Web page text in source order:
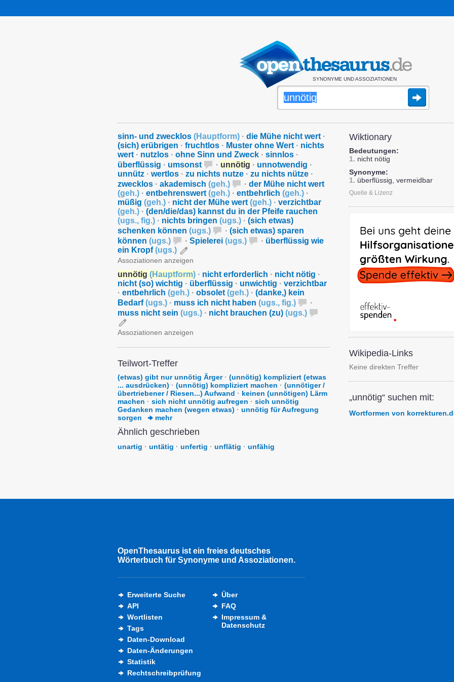
SYNONYME UND ASSOZIATIONEN
sinn- und zwecklos (Hauptform) · die Mühe nicht wert ·
(sich) erübrigen · fruchtlos · Muster ohne Wert · nichts
wert · nutzlos · ohne Sinn und Zweck · sinnlos ·
überflüssig · umsonst · unnötig · unnotwendig ·
unnütz · wertlos · zu nichts nutze · zu nichts nütze ·
zwecklos · akademisch (geh.) · der Mühe nicht wert
(geh.) · entbehrenswert (geh.) · entbehrlich (geh.) ·
müßig (geh.) · nicht der Mühe wert (geh.) · verzichtbar
(geh.) · (den/die/das) kannst du in der Pfeife rauchen
(ugs., fig.) · nichts bringen (ugs.) · (sich etwas)
schenken können (ugs.) · (sich etwas) sparen
können (ugs.) · Spielerei (ugs.) · überflüssig wie
ein Kropf(ugs.)
Assoziationen anzeigen
unnötig (Hauptform) · nicht erforderlich · nicht nötig ·
nicht (so) wichtig · überflüssig · unwichtig · verzichtbar
· entbehrlich (geh.) · obsolet (geh.) · (danke,) kein
Bedarf(ugs.) · muss ich nicht haben (ugs., fig.)
·
muss nicht sein (ugs.) · nicht brauchen (zu) (ugs.)
Assoziationen anzeigen
Teilwort-Treffer
(etwas) gibt nur unnötig Ärger · (unnötig) kompliziert (etwas
... ausdrücken) · (unnötig) kompliziert machen · (unnötiger /
übertriebener / Riesen...) Aufwand · keinen (unnötigen) Lärm
machen · sich nicht unnötig aufregen · sich unnötig
Gedanken machen (wegen etwas) · unnötig für Aufregung
sorgen
mehr
Ähnlich geschrieben
unartig · untätig · unfertig · unflätig · unfähig
Wiktionary
Bedeutungen:
1. nicht nötig
Synonyme:
1. überflüssig, vermeidbar
Quelle & Lizenz
Wikipedia-Links
Keine direkten Treffer
„unnötig“ suchen mit:
Wortformen von
OpenThesaurus ist ein freies deutsches
Wörterbuch für Synonyme und Assoziationen.
Erweiterte Suche
API
Wortlisten
Tags
Daten-Download
Daten-Änderungen
Statistik
Rechtschreibprüfung
Über
FAQ
Impressum &
Datenschutz